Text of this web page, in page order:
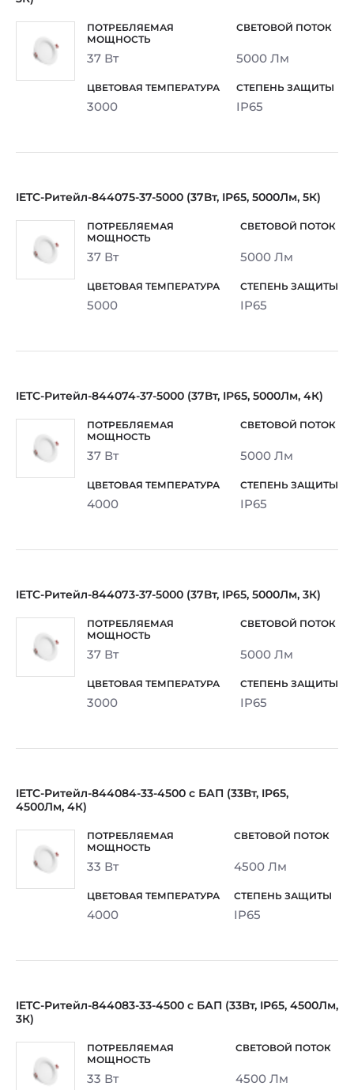
37 Вт 5000 Лм
3000 IP65
IETC-Ритейл-844075-37-5000 (37Вт, IP65, 5000Лм, 5К)
37 Вт 5000 Лм
5000 IP65
IETC-Ритейл-844074-37-5000 (37Вт, IP65, 5000Лм, 4К)
37 Вт 5000 Лм
4000 IP65
IETC-Ритейл-844073-37-5000 (37Вт, IP65, 5000Лм, 3К)
37 Вт 5000 Лм
3000 IP65
IETC-Ритейл-844084-33-4500 с БАП (33Вт, IP65,
4500Лм, 4К)
33 Вт 4500 Лм
4000 IP65
IETC-Ритейл-844083-33-4500 с БАП (33Вт, IP65, 4500Лм,
3К)
33 Вт 4500 Лм